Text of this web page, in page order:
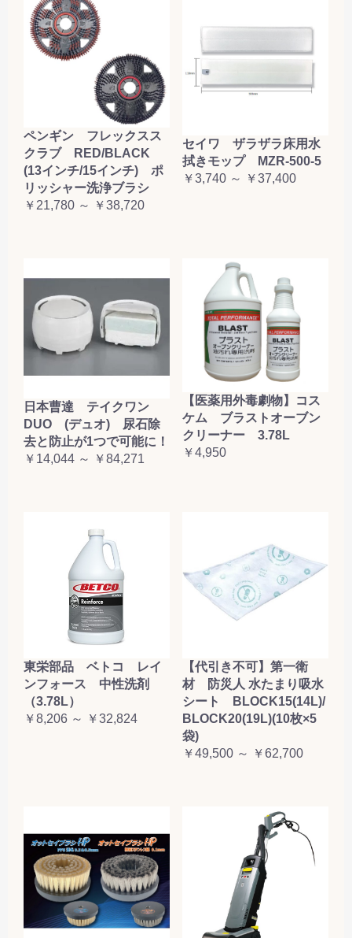
ペンギン フレックスス
クラブ RED/BLACK
(13インチ/15インチ) ポ
リッシャー洗浄ブラシ
￥21,780 ～ ￥38,720
セイワ ザラザラ床用水
拭きモップ MZR-500-5
￥3,740 ～ ￥37,400
日本曹達 テイクワン
DUO (デュオ) 尿石除
去と防止が1つで可能に！
￥14,044 ～ ￥84,271
【医薬用外毒劇物】コス
ケム ブラストオーブン
クリーナー 3.78L
￥4,950
東栄部品 ベトコ レイ
ンフォース 中性洗剤
（3.78L）
￥8,206 ～ ￥32,824
【代引き不可】第一衛
材 防災人 水たまり吸水
シート BLOCK15(14L)/
BLOCK20(19L)(10枚×5
袋)
￥49,500 ～ ￥62,700